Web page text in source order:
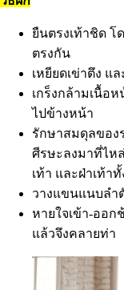
ยืนตรงเท้าชิด
ตรงกัน
เหยียดเข่าตึง แ
เกร็งกล้ามเนื้อ
ไปข้างหน้า
รักษาสมดุลของ
ศีรษะลงมาที่ไห
เท้า และฝ่าเท้า
วางแขนแนบลำ
หายใจเข้า-ออก
แล้วจึงคลายท่า